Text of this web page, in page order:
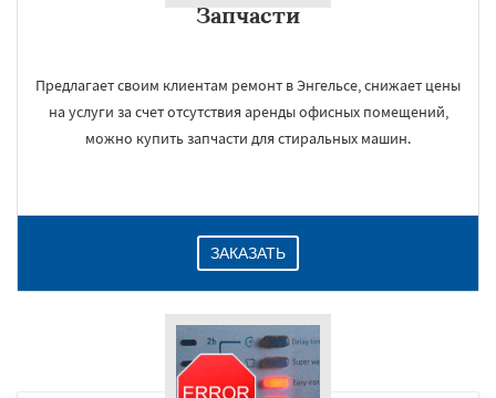
Запчасти
Предлагает своим клиентам ремонт в Энгельсе, снижает цены
на услуги за счет отсутствия аренды офисных помещений,
можно купить запчасти для стиральных машин.
ЗАКАЗАТЬ